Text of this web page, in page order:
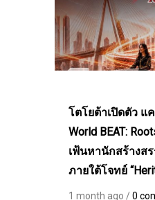
โตโยต้าเปิดตัว แ
World BEAT:
เฟ้นหานักสร้างส
ภายใต้โจทย์
1 month ago /0